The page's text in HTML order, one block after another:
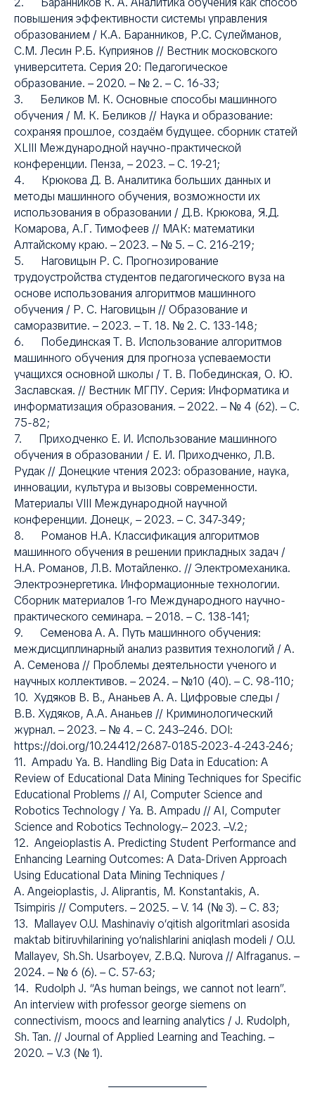
повышения эффективности системы управления
образованием / К.А. Баранников, Р.С. Сулейманов,
С.М. Лесин Р.Б. Куприянов // Вестник московского
университета. Серия 20: Педагогическое
образование. – 2020. – № 2. – С. 16-33;
3. Беликов М. К. Основные способы машинного
обучения / М. К. Беликов // Наука и образование:
сохраняя прошлое, создаём будущее. сборник статей
XLIII Международной научно-практической
конференции. Пенза, – 2023. – С. 19-21;
4. Крюкова Д. В. Аналитика больших данных и
методы машинного обучения, возможности их
использования в образовании / Д.В. Крюкова, Я.Д.
Комарова, А.Г. Тимофеев // МАК: математики
Алтайскому краю. – 2023. – № 5. – С. 216-219;
5. Наговицын Р. С. Прогнозирование
трудоустройства студентов педагогического вуза на
основе использования алгоритмов машинного
обучения / Р. С. Наговицын // Образование и
саморазвитие. – 2023. – Т. 18. № 2. С. 133-148;
6. Побединская Т. В. Использование алгоритмов
машинного обучения для прогноза успеваемости
учащихся основной школы / Т. В. Побединская, О. Ю.
Заславская. // Вестник МГПУ. Серия: Информатика и
информатизация образования. – 2022. – № 4 (62). – С.
75-82;
7. Приходченко Е. И. Использование машинного
обучения в образовании / Е. И. Приходченко, Л.В.
Рудак // Донецкие чтения 2023: образование, наука,
инновации, культура и вызовы современности.
Материалы VIII Международной научной
конференции. Донецк, – 2023. – С. 347-349;
8. Романов Н.А. Классификация алгоритмов
машинного обучения в решении прикладных задач /
Н.А. Романов, Л.В. Мотайленко. // Электромеханика.
Электроэнергетика. Информационные технологии.
Сборник материалов 1-го Международного научно-
практического семинара. – 2018. – С. 138-141;
9. Семенова А. А. Путь машинного обучения:
междисциплинарный анализ развития технологий / А.
А. Семенова // Проблемы деятельности ученого и
научных коллективов. – 2024. – №10 (40). – С. 98-110;
10. Худяков В. В., Ананьев А. А. Цифровые следы /
В.В. Худяков, А.А. Ананьев // Криминологический
журнал. – 2023. – № 4. – С. 243–246. DOI:
https://doi.org/10.24412/2687-0185-2023-4-243-246;
11. Ampadu Ya. B. Handling Big Data in Education: A
Review of Educational Data Mining Techniques for Specific
Educational Problems // AI, Computer Science and
Robotics Technology / Ya. B. Ampadu // AI, Computer
Science and Robotics Technology.– 2023. –V.2;
12. Angeioplastis A. Predicting Student Performance and
Enhancing Learning Outcomes: A Data-Driven Approach
Using Educational Data Mining Techniques /
A. Angeioplastis, J. Aliprantis, M. Konstantakis, A.
Tsimpiris // Computers. – 2025. – V. 14 (№ 3). – С. 83;
13. Mallayev O.U. Mashinaviy o‘qitish algoritmlari asosida
maktab bitiruvhilarining yo‘nalishlarini aniqlash modeli / O.U.
Mallayev, Sh.Sh. Usarboyev, Z.B.Q. Nurova // Alfraganus. –
2024. – № 6 (6). – С. 57-63;
14. Rudolph J. “As human beings, we cannot not learn”.
An interview with professor george siemens on
connectivism, moocs and learning analytics / J. Rudolph,
Sh. Tan. // Journal of Applied Learning and Teaching. –
2020. – V.3 (№ 1).